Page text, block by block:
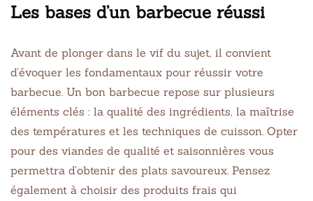
Les bases d’un barbecue réussi
Avant de plonger dans le vif du sujet, il convient
d’évoquer les fondamentaux pour réussir votre
barbecue. Un bon barbecue repose sur plusieurs
éléments clés : la qualité des ingrédients, la maîtrise
des températures et les techniques de cuisson. Opter
pour des viandes de qualité et saisonnières vous
permettra d’obtenir des plats savoureux. Pensez
également à choisir des produits frais qui